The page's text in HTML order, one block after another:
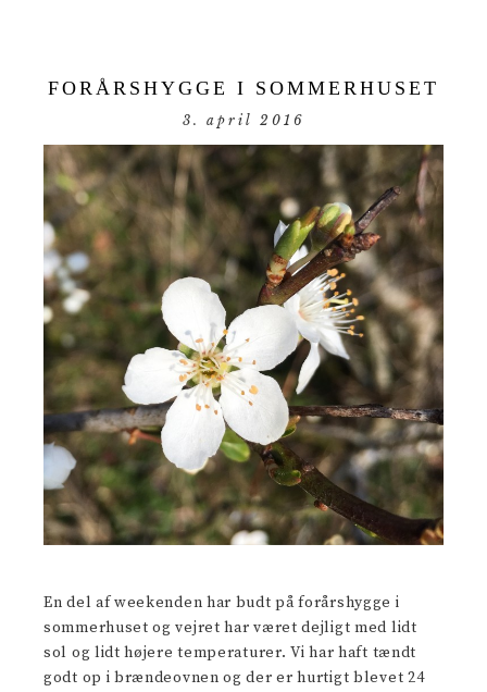
FORÅRSHYGGE I SOMMERHUSET
3. april 2016
En del af weekenden har budt på forårshygge i
sommerhuset og vejret har været dejligt med lidt
sol og lidt højere temperaturer. Vi har haft tændt
godt op i brændeovnen og der er hurtigt blevet 24